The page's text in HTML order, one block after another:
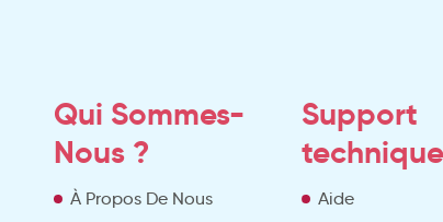
Qui Sommes-
Nous ?
À Propos De Nous
Support
technique
Aide